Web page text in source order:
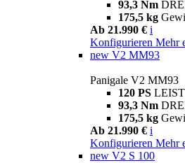
93,3 Nm
175,5 kg
Ab 21.990 € i
Konfigurieren Mehr
new V2 MM93
Panigale V2 MM93
120 PS
93,3 Nm
175,5 kg
Ab 21.990 € i
Konfigurieren Mehr
new V2 S 100